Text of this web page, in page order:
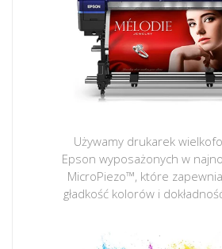
Używamy drukarek
Epson wyposażonych w
MicroPiezo™, które
gładkość kolorów i